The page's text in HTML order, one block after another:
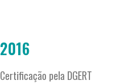
2016
Certificação pela DGERT